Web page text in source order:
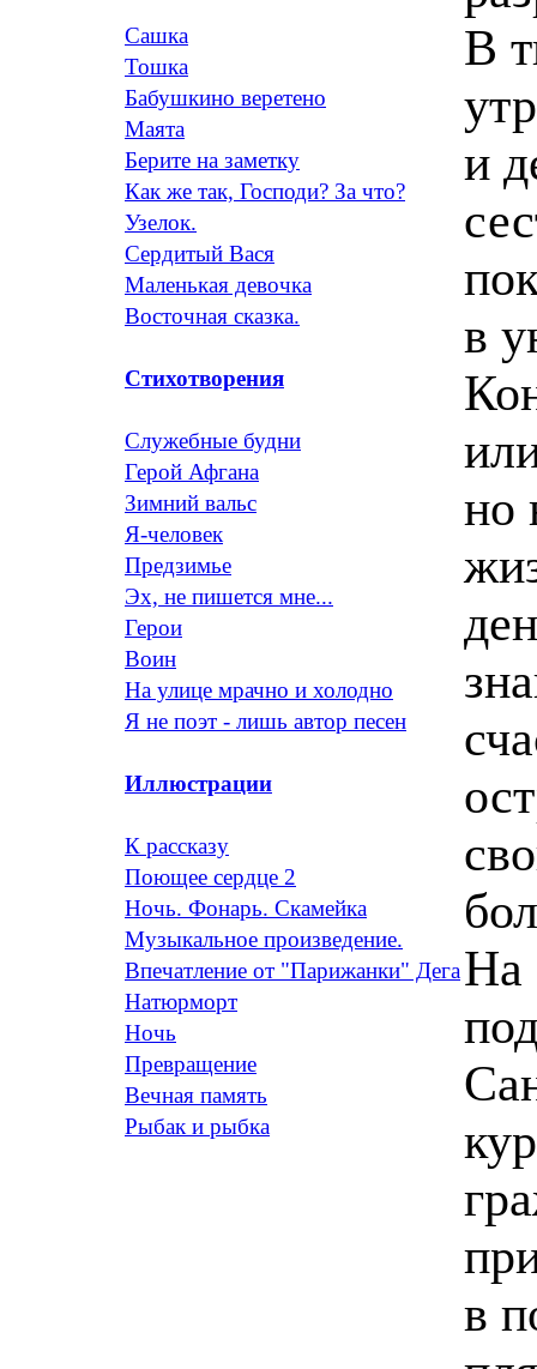
Сашка
Тошка
Бабушкино веретено
Маята
Берите на заметку
Как же так, Господи? За что?
Узелок.
Сердитый Вася
Маленькая девочка
Восточная сказка.
Стихотворения
Служебные будни
Герой Афгана
Зимний вальс
Я-человек
Предзимье
Эх, не пишется мне...
Герои
Воин
На улице мрачно и холодно
Я не поэт - лишь автор песен
Иллюстрации
К рассказу
Поющее сердце 2
Ночь. Фонарь. Скамейка
Музыкальное произведение.
Впечатление от "Парижанки" Дега
Натюрморт
Ночь
Превращение
Вечная память
Рыбак и рыбка
В
и
в
но
На
в